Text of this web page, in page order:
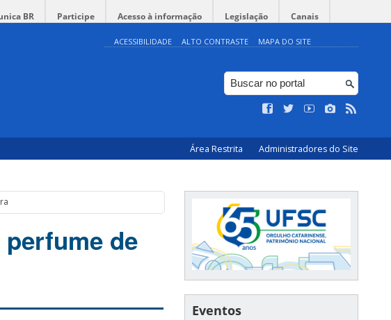
BR Participe Acesso à informação Legislação Canais
ACESSIBILIDADE ALTO CONTRASTE MAPA DO SITE
Área Restrita Administradores do Site
de
Eventos